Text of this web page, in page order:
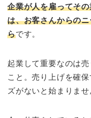
企業が人を雇ってそ
は、お客さんからの
らです。
起業して重要なのは
こと。売り上げを確
ズがないと始まりませ